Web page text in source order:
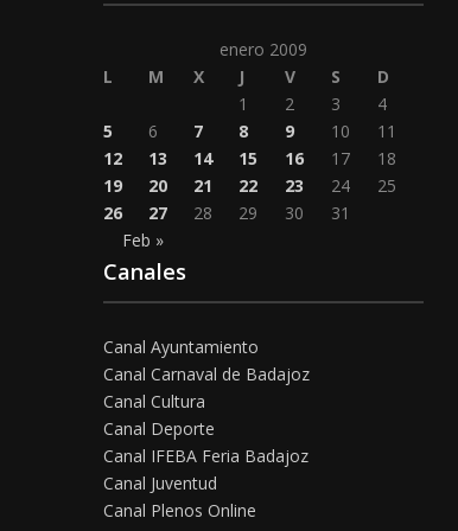
enero 2009
L
M X J V S
D
1
2 3
4
5
6 7 8 9 10
11
12
13 14 15 16 17
18
19
20 21 22 23 24
25
26
27 28 29 30
31
Feb »
Canales
Canal Ayuntamiento
Canal Carnaval de Badajoz
Canal Cultura
Canal Deporte
Canal IFEBA Feria Badajoz
Canal Juventud
Canal Plenos Online